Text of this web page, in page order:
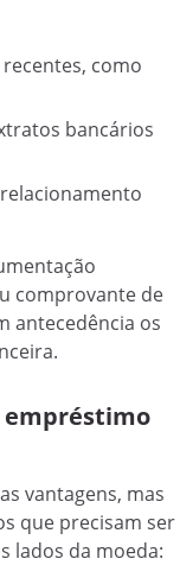
recentes, como
bancários
comprovante de
antecedência os
empréstimo
vantagens, mas
que precisam ser
lados da moeda: